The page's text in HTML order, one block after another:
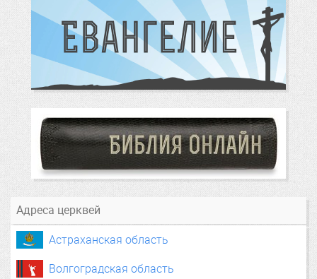
Адреса церквей
Астраханская область
Волгоградская область